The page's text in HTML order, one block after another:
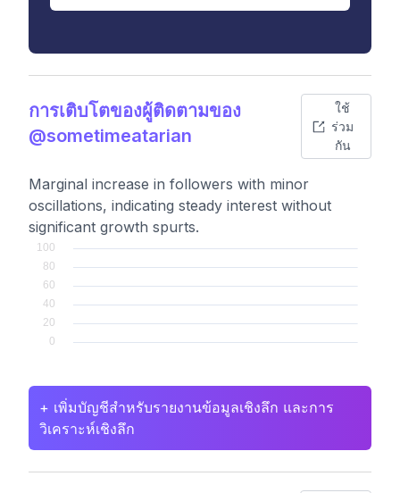
การเติบโตของผู้ติดตามของ
@sometimeatarian
ใช้
ร่วม
กัน
Marginal increase in followers with minor
oscillations, indicating steady interest without
significant growth spurts.
+ เพิ่มบัญชีสำหรับรายงานข้อมูลเชิงลึก และการ
วิเคราะห์เชิงลึก